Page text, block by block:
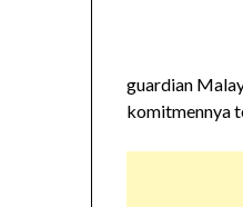
guardian
komitmennya